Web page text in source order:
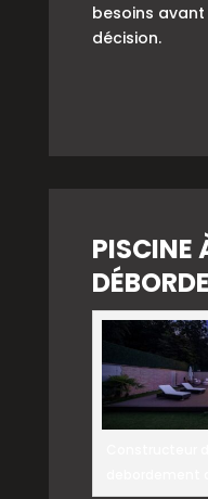
besoins
décision.
PISCINE